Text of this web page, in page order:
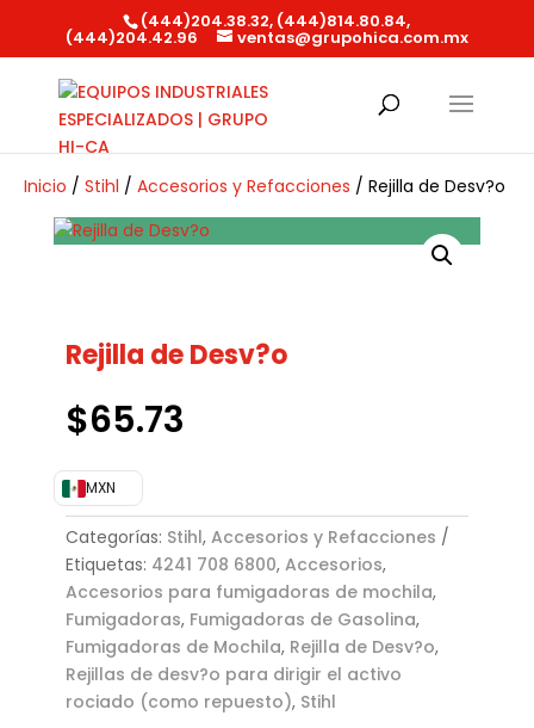
(444)204.38.32, (444)814.80.84,
(444)204.42.96 ventas@grupohica.com.mx
Inicio / Stihl / Accesorios y Refacciones / Rejilla de Desv?o
Rejilla de Desv?o
$65.73
MXN
Categorías: Stihl, Accesorios y Refacciones
Etiquetas: 4241 708 6800, Accesorios,
Accesorios para fumigadoras de mochila,
Fumigadoras, Fumigadoras de Gasolina,
Fumigadoras de Mochila, Rejilla de Desv?o,
Rejillas de desv?o para dirigir el activo
rociado (como repuesto), Stihl